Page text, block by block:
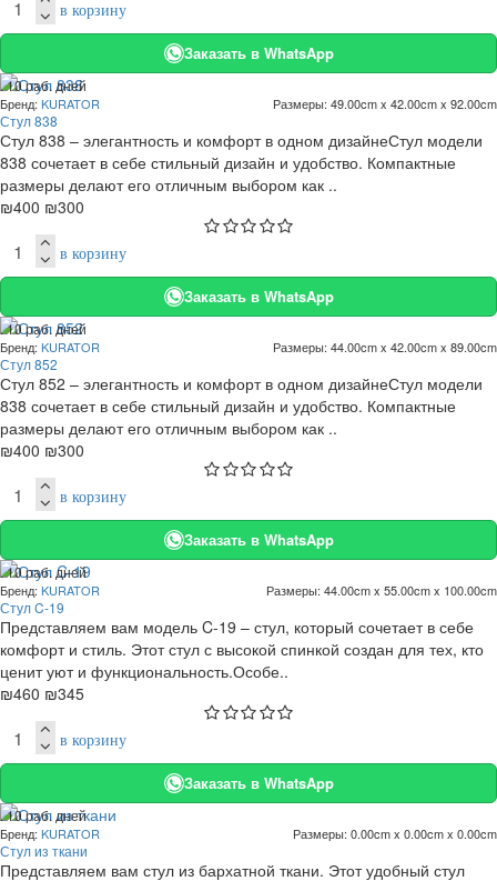
в корзину
Заказать в WhatsApp
. 10 раб. дней
-25 %
Бренд: KURATOR Размеры: 49.00cm x 42.00cm x 92.00cm
Стул 838
Стул 838 – элегантность и комфорт в одном дизайнеСтул модели
838 сочетает в себе стильный дизайн и удобство. Компактные
размеры делают его отличным выбором как ..
₪400 ₪300
в корзину
Заказать в WhatsApp
. 10 раб. дней
-25 %
Бренд: KURATOR Размеры: 44.00cm x 42.00cm x 89.00cm
Стул 852
Стул 852 – элегантность и комфорт в одном дизайнеСтул модели
838 сочетает в себе стильный дизайн и удобство. Компактные
размеры делают его отличным выбором как ..
₪400 ₪300
в корзину
Заказать в WhatsApp
. 10 раб. дней
-25 %
Бренд: KURATOR Размеры: 44.00cm x 55.00cm x 100.00cm
Стул C-19
Представляем вам модель C-19 – стул, который сочетает в себе
комфорт и стиль. Этот стул с высокой спинкой создан для тех, кто
ценит уют и функциональность.Особе..
₪460 ₪345
в корзину
Заказать в WhatsApp
. 10 раб. дней
-30 %
Бренд: KURATOR Размеры: 0.00cm x 0.00cm x 0.00cm
Стул из ткани
Представляем вам стул из бархатной ткани. Этот удобный стул